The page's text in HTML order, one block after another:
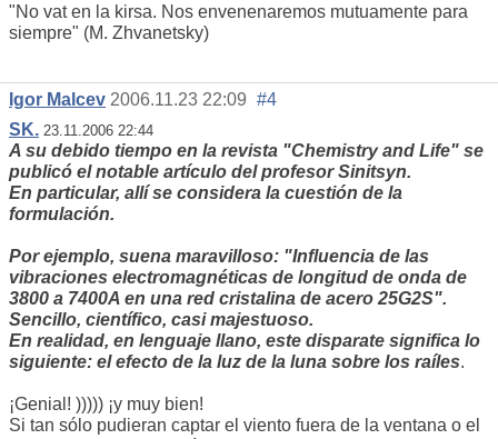
"No vat en la kirsa. Nos envenenaremos mutuamente para
siempre" (M. Zhvanetsky)
Igor Malcev 2006.11.23 22:09 #4
SK. 23.11.2006 22:44
A su debido tiempo en la revista "Chemistry and Life" se
publicó el notable artículo del profesor Sinitsyn.
En particular, allí se considera la cuestión de la
formulación.
Por ejemplo, suena maravilloso: "Influencia de las
vibraciones electromagnéticas de longitud de onda de
3800 a 7400A en una red cristalina de acero 25G2S".
Sencillo, científico, casi majestuoso.
En realidad, en lenguaje llano, este disparate significa lo
siguiente: el efecto de la luz de la luna sobre los raíles.
¡Genial! ))))) ¡y muy bien!
Si tan sólo pudieran captar el viento fuera de la ventana o el